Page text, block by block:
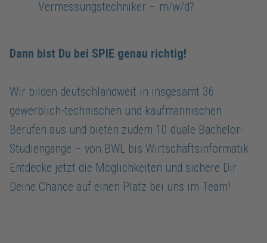
Vermessungstechniker – m/w/d?
Dann bist Du bei SPIE genau richtig!
Wir bilden deutschlandweit in insgesamt 36
gewerblich-technischen und kaufmännischen
Berufen aus und bieten zudem 10 duale Bachelor-
Studiengänge – von BWL bis Wirtschaftsinformatik.
Entdecke jetzt die Möglichkeiten und sichere Dir
Deine Chance auf einen Platz bei uns im Team!